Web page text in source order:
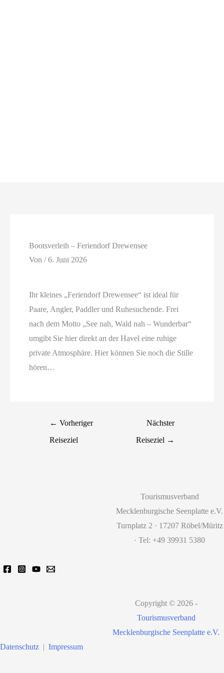
Bootsverleih – Feriendorf Drewensee
Von/6. Juni 2026
Ihr kleines „Feriendorf Drewensee“ ist ideal für
Paare, Angler, Paddler und Ruhesuchende. Frei
nach dem Motto „See nah, Wald nah – Wunderbar“
umgibt Sie hier direkt an der Havel eine ruhige
private Atmosphäre. Hier können Sie noch die Stille
hören…
← Vorheriger
Reiseziel
Nächster
Reiseziel →
Tourismusverband
Mecklenburgische Seenplatte e.V.
Turnplatz 2 · 17207 Röbel/Müritz
· Tel: +49 39931 5380
Copyright © 2026 -
Tourismusverband
Mecklenburgische Seenplatte e.V.
Datenschutz | Impressum